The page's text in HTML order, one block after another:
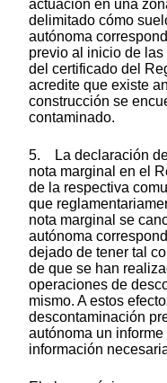
actuación en una
delimitado cómo
autónoma
previo al inicio de
del certificado del
acredite que existe
construcción se
contaminado.
5. La declaración
nota marginal en el
de la respectiva
que
nota marginal se
autónoma
dejado de tener tal
de que se han
operaciones de
mismo. A estos
descontaminación
autónoma un
información